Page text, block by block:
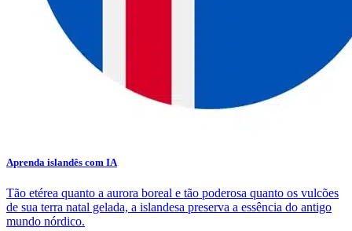
Aprenda islandês com IA
Tão etérea quanto a aurora boreal e tão poderosa quanto os vulcões
de sua terra natal gelada, a islandesa preserva a essência do antigo
mundo nórdico.